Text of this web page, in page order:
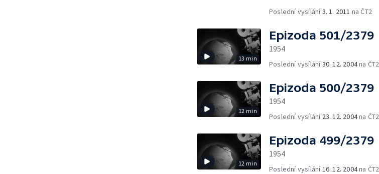
Poslední vysílání3. 1. 2011 na ČT2
13 min
Epizoda 501/2379
1954
Poslední vysílání30. 12. 2004na ČT2
12 min
Epizoda 500/2379
1954
Poslední vysílání 23. 12. 2004na ČT2
12 min
Epizoda 499/2379
1954
Poslední vysílání 16. 12. 2004na ČT2